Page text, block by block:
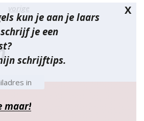
X
kun je aan je laars
je een
schrijftips.
vorige